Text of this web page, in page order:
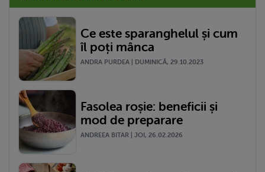
Ce este sparanghelul și cum
îl poți mânca
ANDRA PURDEA | DUMINICĂ, 29.10.2023
Fasolea roșie: beneficii și
mod de preparare
ANDREEA BITAR | JOI, 26.02.2026